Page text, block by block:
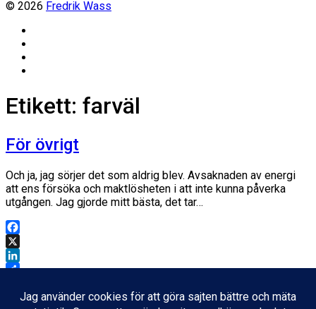
© 2026 Fredrik Wass
Etikett: farväl
För övrigt
Och ja, jag sörjer det som aldrig blev. Avsaknaden av energi
att ens försöka och maktlösheten i att inte kunna påverka
utgången. Jag gjorde mitt bästa, det tar…
Facebook
X
LinkedIn
Inläggsdatum
25 september, 2011